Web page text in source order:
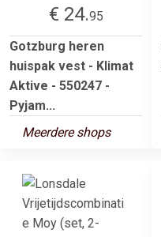
€ 24.95
Gotzburg heren
huispak vest - Klimat
Aktive - 550247 -
Pyjam...
Meerdere shops